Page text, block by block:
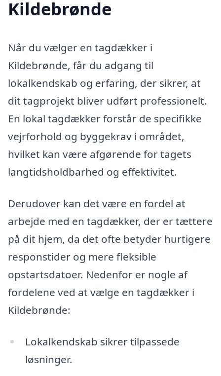
Kildebrønde
Når du vælger en tagdækker i
Kildebrønde, får du adgang til
lokalkendskab og erfaring, der sikrer, at
dit tagprojekt bliver udført professionelt.
En lokal tagdækker forstår de specifikke
vejrforhold og byggekrav i området,
hvilket kan være afgørende for tagets
langtidsholdbarhed og effektivitet.
Derudover kan det være en fordel at
arbejde med en tagdækker, der er tættere
på dit hjem, da det ofte betyder hurtigere
responstider og mere fleksible
opstartsdatoer. Nedenfor er nogle af
fordelene ved at vælge en tagdækker i
Kildebrønde:
Lokalkendskab sikrer tilpassede
løsninger.